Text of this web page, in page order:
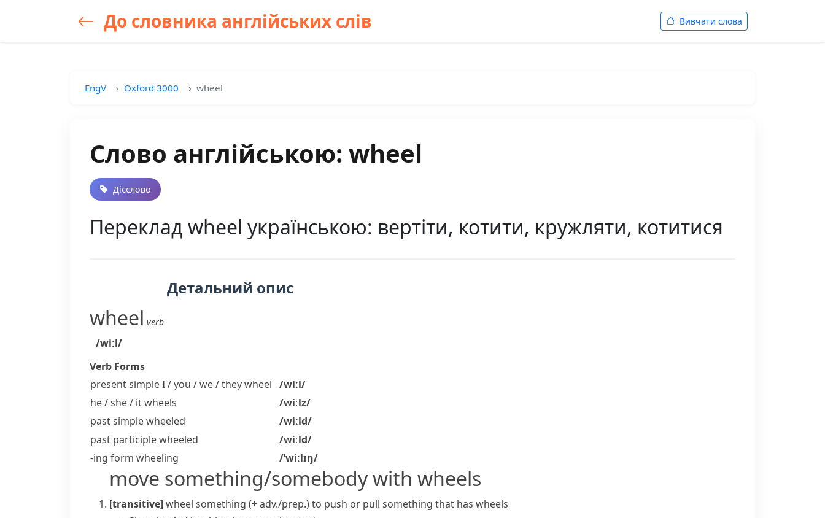
До словника англійських слів Вивчати слова
EngV Oxford 3000 wheel
Слово англійською: wheel
Дієслово
Переклад wheel українською: вертіти, котити, кружляти, котитися
Детальний опис
wheel verb
/wiːl/
Verb Forms
present simple I / you / we / theywheel /wiːl/
he / she / itwheels
/wiːlz/
past simplewheeled
/wiːld/
past participlewheeled
/wiːld/
-ing form wheeling /ˈwiːlɪŋ/
move something/somebody with wheels
[transitive]wheel something (+ adv./prep.)to push or pull something that has wheels